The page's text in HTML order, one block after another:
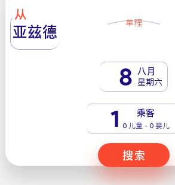
从
亚兹德 单程
8 八月
星期六
1 乘客
0 儿童 - 0 婴儿
搜索